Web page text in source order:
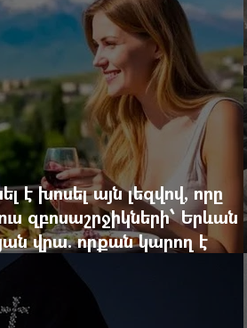
է խոսել այն լեզվով, որը
զբոսաշրջիկների՝ Երևան
վրա. որքան կարող է
ճգնաժամը